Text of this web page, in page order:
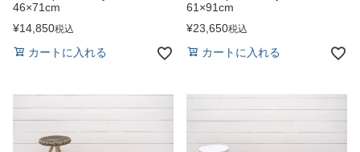
46×71cm
¥14,850税込
カートに入れる
61×91cm
¥23,650税込
カートに入れる